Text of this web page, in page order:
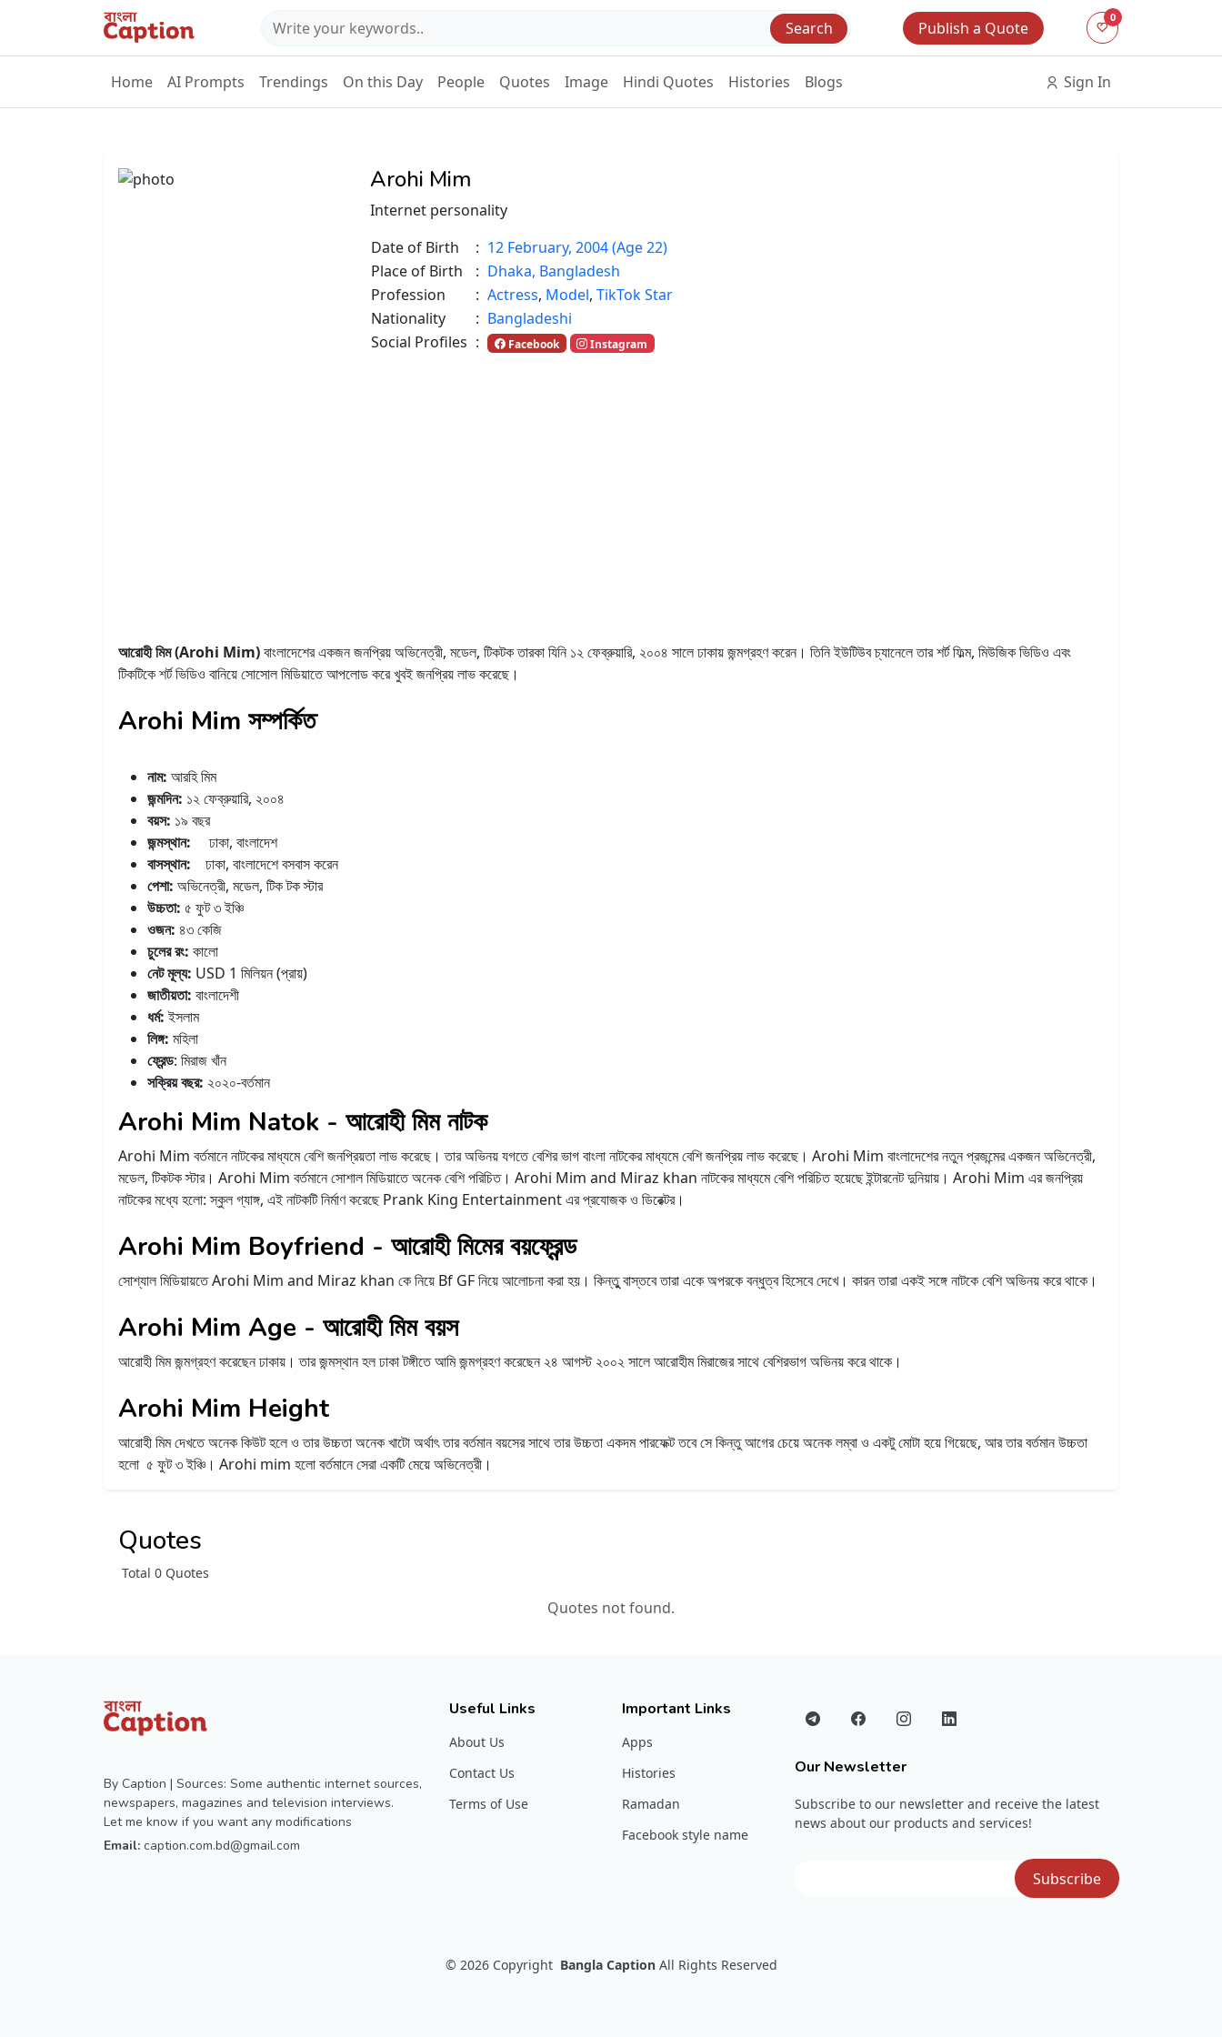
Search Publish a Quote
0
Home AI Prompts Trendings On this Day People Quotes Image Hindi Quotes Histories Blogs Sign In
Arohi Mim
Internet personality
Date of Birth
: 12 February, 2004 (Age 22)
Place of Birth
: Dhaka, Bangladesh
Profession
: Actress, Model, TikTok Star
Nationality
: Bangladeshi
Social Profiles : Facebook Instagram
আরোহী মিম (Arohi Mim)বাংলাদেশের একজন জনপ্রিয় অভিনেত্রী, মডেল, টিকটক তারকা যিনি ১২ ফেব্রুয়ারি, ২০০৪ সালে ঢাকায় জন্মগ্রহণ করেন। তিনি ইউটিউব চ্যানেলে তার শর্ট ফিল্ম, মিউজিক ভিডিও এবং
টিকটিকে শর্ট ভিডিও বানিয়ে সোসোল মিডিয়াতে আপলোড করে খুবই জনপ্রিয় লাভ করেছে।
Arohi Mim সম্পর্কিত
নাম: আরহি মিম
জন্মদিন: ১২ ফেব্রুয়ারি, ২০০৪
বয়স: ১৯ বছর
জন্মস্থান:
ঢাকা, বাংলাদেশ
বাসস্থান:
ঢাকা, বাংলাদেশে বসবাস করেন
পেশা: অভিনেত্রী, মডেল, টিক টক স্টার
উচ্চতা: ৫ ফুট ৩ ইঞ্চি
ওজন: ৪৩ কেজি
চুলের রং: কালো
নেট মূল্য: USD 1 মিলিয়ন (প্রায়)
জাতীয়তা: বাংলাদেশী
ধর্ম:ইসলাম
লিঙ্গ: মহিলা
ফ্রেন্ড: মিরাজ খাঁন
সক্রিয় বছর: ২০২০-বর্তমান
Arohi Mim Natok - আরোহী মিম নাটক
Arohi Mim বর্তমানে নাটকের মাধ্যমে বেশি জনপ্রিয়তা লাভ করেছে। তার অভিনয় যগতে বেশির ভাগ বাংলা নাটকের মাধ্যমে বেশি জনপ্রিয় লাভ করেছে। Arohi Mim বাংলাদেশের নতুন প্রজন্মের একজন অভিনেত্রী,
মডেল, টিকটক স্টার। Arohi Mim বর্তমানে সোশাল মিডিয়াতে অনেক বেশি পরিচিত। Arohi Mim and Miraz khan নাটকের মাধ্যমে বেশি পরিচিত হয়েছে ইন্টারনেট দুনিয়ায়। Arohi Mim এর জনপ্রিয়
নাটকের মধ্যে হলো: স্কুল গ্যাঙ্গ, এই নাটকটি নির্মাণ করেছে Prank King Entertainment এর প্রযোজক ও ডিরেক্টর।
Arohi Mim Boyfriend - আরোহী মিমের বয়ফ্রেন্ড
সোশ্যাল মিডিয়ায়তে Arohi Mim and Miraz khan কে নিয়ে Bf GF নিয়ে আলোচনা করা হয়। কিন্তুু বাস্তবে তারা একে অপরকে বন্ধুত্ব হিসেবে দেখে। কারন তারা একই সঙ্গে নাটকে বেশি অভিনয় করে থাকে।
Arohi Mim Age - আরোহী মিম বয়স
আরোহী মিম জন্মগ্রহণ করেছেন ঢাকায়। তার জন্মস্থান হল ঢাকা টঙ্গীতে আমি জন্মগ্রহণ করেছেন ২৪ আগস্ট ২০০২ সালে আরোহীম মিরাজের সাথে বেশিরভাগ অভিনয় করে থাকে।
Arohi Mim Height
আরোহী মিম দেখতে অনেক কিউট হলে ও তার উচ্চতা অনেক খাটো অর্থাৎ তার বর্তমান বয়সের সাথে তার উচ্চতা একদম পারফেক্ট তবে সে কিন্তু আগের চেয়ে অনেক লম্বা ও একটু মোটা হয়ে গিয়েছে, আর তার বর্তমান উচ্চতা
হলো ৫ ফুট ৩ ইঞ্চি। Arohi mim হলো বর্তমানে সেরা একটি মেয়ে অভিনেত্রী।
Quotes
Total 0 Quotes
Quotes not found.
By Caption | Sources: Some authentic internet sources,
newspapers, magazines and television interviews.
Let me know if you want any modifications
Email: caption.com.bd@gmail.com
Useful Links
About Us
Contact Us
Terms of Use
Important Links
Apps
Histories
Ramadan
Facebook style name
Our Newsletter
Subscribe to our newsletter and receive the latest
news about our products and services!
© 2026 Copyright Bangla Caption All Rights Reserved